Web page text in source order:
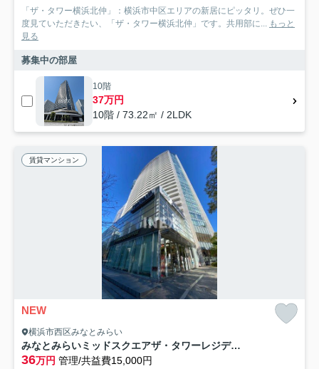
「ザ・タワー横浜北仲」：横浜市中区エリアの新居にピッタリ。ぜひ一
度見ていただきたい、「ザ・タワー横浜北仲」です。共用部に... もっと
見る
募集中の部屋
10階
37万円
10階 / 73.22㎡ / 2LDK
賃貸マンション
NEW
横浜市西区みなとみらい
みなとみらいミッドスクエアザ・タワーレジデンス
36万円 管理/共益費15,000円